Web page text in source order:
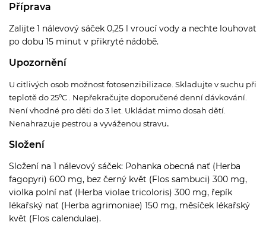
Příprava
Zalijte 1 nálevový sáček 0,25 l vroucí vody a nechte louhovat
po dobu 15 minut v přikryté nádobě.
Upozornění
U citlivých osob možnost fotosenzibilizace. Skladujte v suchu při
teplotě do 25ºC . Nepřekračujte doporučené denní dávkování.
Není vhodné pro děti do 3 let. Ukládat mimo dosah dětí.
Nenahrazuje pestrou a vyváženou stravu.
Složení
Složení na 1 nálevový sáček: Pohanka obecná nať (Herba
fagopyri) 600 mg, bez černý květ (Flos sambuci) 300 mg,
violka polní nať (Herba violae tricoloris) 300 mg, řepík
lékařský nať (Herba agrimoniae) 150 mg, měsíček lékařský
květ (Flos calendulae).